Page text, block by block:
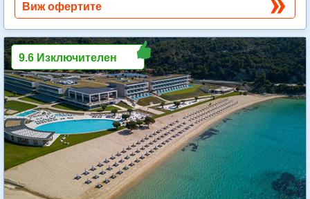
Виж офертите
9.6 Изключителен